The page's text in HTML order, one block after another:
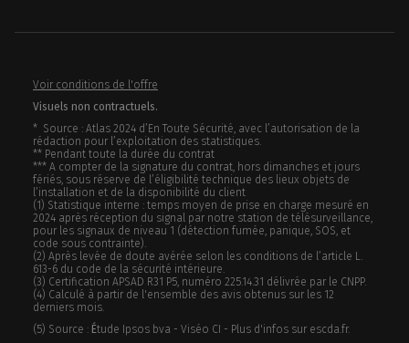
Voir conditions de l'offre
Visuels non contractuels.
* Source : Atlas 2024 d’En Toute Sécurité, avec l’autorisation de la
rédaction pour l’exploitation des statistiques.
** Pendant toute la durée du contrat
*** A compter de la signature du contrat, hors dimanches et jours
fériés, sous réserve de l’éligibilité technique des lieux objets de
l’installation et de la disponibilité du client
(1) Statistique interne : temps moyen de prise en charge mesuré en
2024 après réception du signal par notre station de télésurveillance,
pour les signaux de niveau 1 (détection fumée, panique, SOS, et
code sous contrainte).
(2) Après levée de doute avérée selon les conditions de l’article L.
613-6 du code de la sécurité intérieure.
(3) Certification APSAD R31 P5, numéro 225.14.31 délivrée par le CNPP.
(4) Calculé à partir de l'ensemble des avis obtenus sur les 12
derniers mois.
(5) Source : Étude Ipsos bva - Viséo CI - Plus d'infos sur escda.fr.